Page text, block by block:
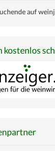
auf
kostenlos